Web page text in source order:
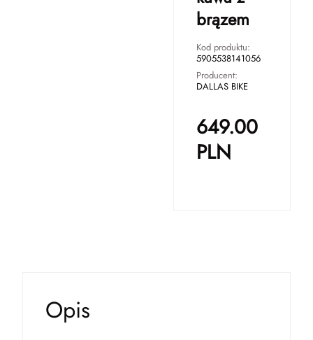
brązem
Kod produktu:
5905538141056
Producent:
DALLAS BIKE
649.00
PLN
Opis